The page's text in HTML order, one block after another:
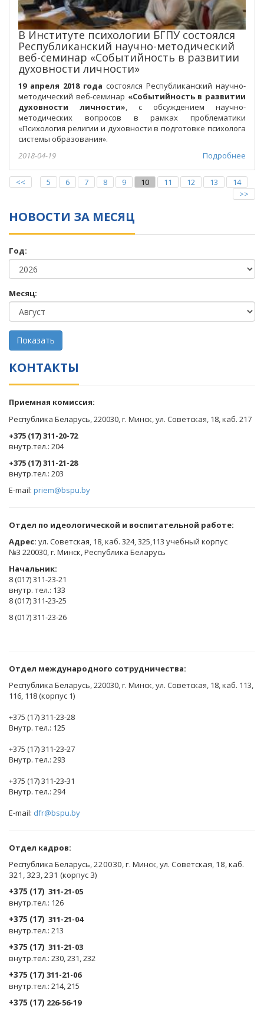
В Институте психологии БГПУ состоялся
Республиканский научно-методический
веб-семинар «Событийность в развитии
духовности личности»
19 апреля 2018 года состоялся Республиканский научно-
методический веб-семинар «Событийность в развитии
духовности личности», с обсуждением научно-
методических вопросов в рамках проблематики
«Психология религии и духовности в подготовке психолога
системы образования».
Подробнее
2018-04-19
<< 5 6 7 8 9 10 11 12 13
14
>>
НОВОСТИ ЗА МЕСЯЦ
Год:
Месяц:
КОНТАКТЫ
Приемная комиссия:
Республика Беларусь, 220030, г. Минск, ул. Советская, 18, каб. 217
+375 (17) 311-20-72
​внутр.тел.: 204
+375 (17) 311-21-28
​внутр.тел.: 203
E-mail: priem@bspu.by
Отдел по идеологической и воспитательной работе:
Адрес: ул. Советская, 18, каб. 324, 325,113 учебный корпус
№3 220030, г. Минск, Республика Беларусь
Начальник:
8 (017) 311-23-21
внутр. тел.: 133
8 (017) 311-23-25
8 (017) 311-23-26
Отдел международного сотрудничества:
Республика Беларусь, 220030, г. Минск, ул. Советская, 18, каб. 113,
116, 118 (корпус 1)
+375 (17) 311-23-28
Внутр. тел.: 125
+375 (17) 311-23-27
Внутр. тел.: 293
+375 (17) 311-23-31
Внутр. тел.: 294
E-mail: dfr@bspu.by
Отдел кадров:
Республика Беларусь, 220030, г. Минск, ул. Советская, 18, каб.
321, 323, 231 (корпус 3)
+375 (17) 311-21-05
внутр.тел.: 126
+375 (17) 311-21-04
внутр.тел.: 213
+375 (17) 311-21-03
внутр.тел.: 230, 231, 232
+375 (17) 311-21-06
внутр.тел.: 214, 215
+375 (17) 226-56-19